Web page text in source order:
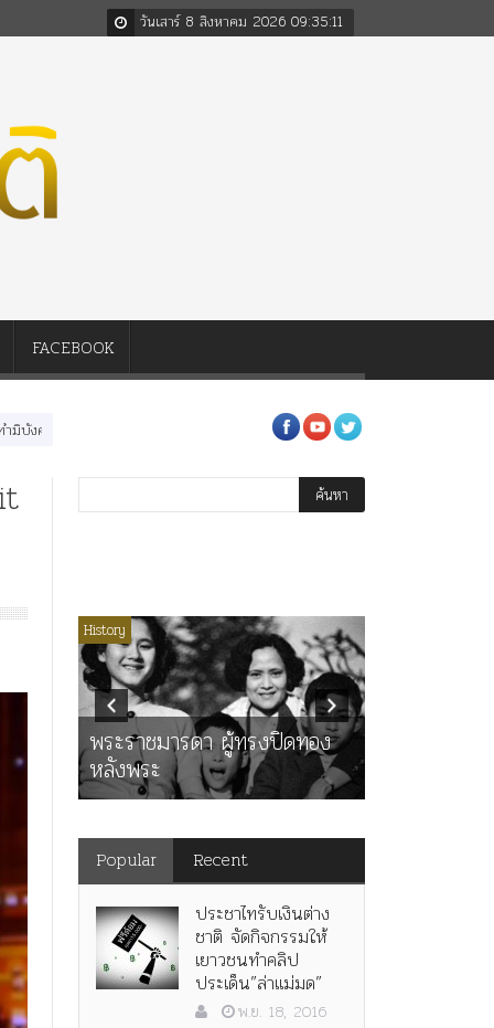
วันเสาร์ 8 สิงหาคม 2026 09:35:12
FACEBOOK
นหลวงสามรัชกาล ร่วมกว่า 80ปี ร.๖ สร้าง “จุฬาลงกรณ์มหาวิทยาลัย” ตามพระร
”
พ
History
พระราชมารดา ผู้ทรงปิดทอง
หลังพระ
Popular Recent
ประชาไทรับเงินต่าง
ชาติ จัดกิจกรรมให้
เยาวชนทำคลิป
ประเด็น”ล่าแม่มด”
พ.ย. 18, 2016